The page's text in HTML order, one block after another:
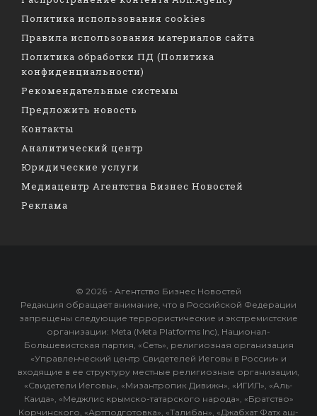
Политика использования cookies
Правила использования материалов сайта
Политика обработки ПД (Политика
конфиденциальности)
Рекомендательные системы
Предложить новость
Контакты
Аналитический центр
Юридические услуги
Медиацентр Агентства Бизнес Новостей
Реклама
© 2026 - Агентство Бизнес Новостей
Редакция обращает внимание, что в Российской Федерации
запрещены следующие террористические и экстремистские
организации: Meta (Meta Platforms Inc), Национал-
Большевистская партия, «Сеть», религиозная организация
«Управленческий центр Свидетелей Иеговы в России» и
входящие в ее структуру местные религиозные организации,
«Свидетели Иеговы», «Мизантропик Дивижн», «ИГИЛ», «Аль-
Каида», «Меджлис крымско-татарского народа», «Братство»
Корчинского, «Артподготовка», «Талибан», «Джабхат Фатх аш-